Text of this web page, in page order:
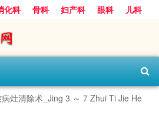
化科 骨科 妇产科 眼科
儿科
科
灶清除术_Jing 3 ～ 7 Zhui Ti Jie He